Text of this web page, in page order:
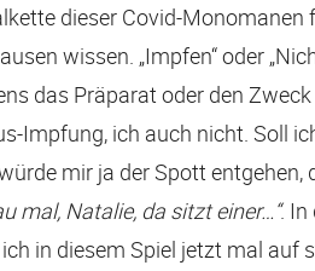
dieser Covid-Monomanen
wissen. „Impfen“ oder
das Präparat oder den
Impfung, ich auch nicht. Soll
mir ja der Spott entgehen,
mal, Natalie, da sitzt einer…“. In
in diesem Spiel jetzt mal auf